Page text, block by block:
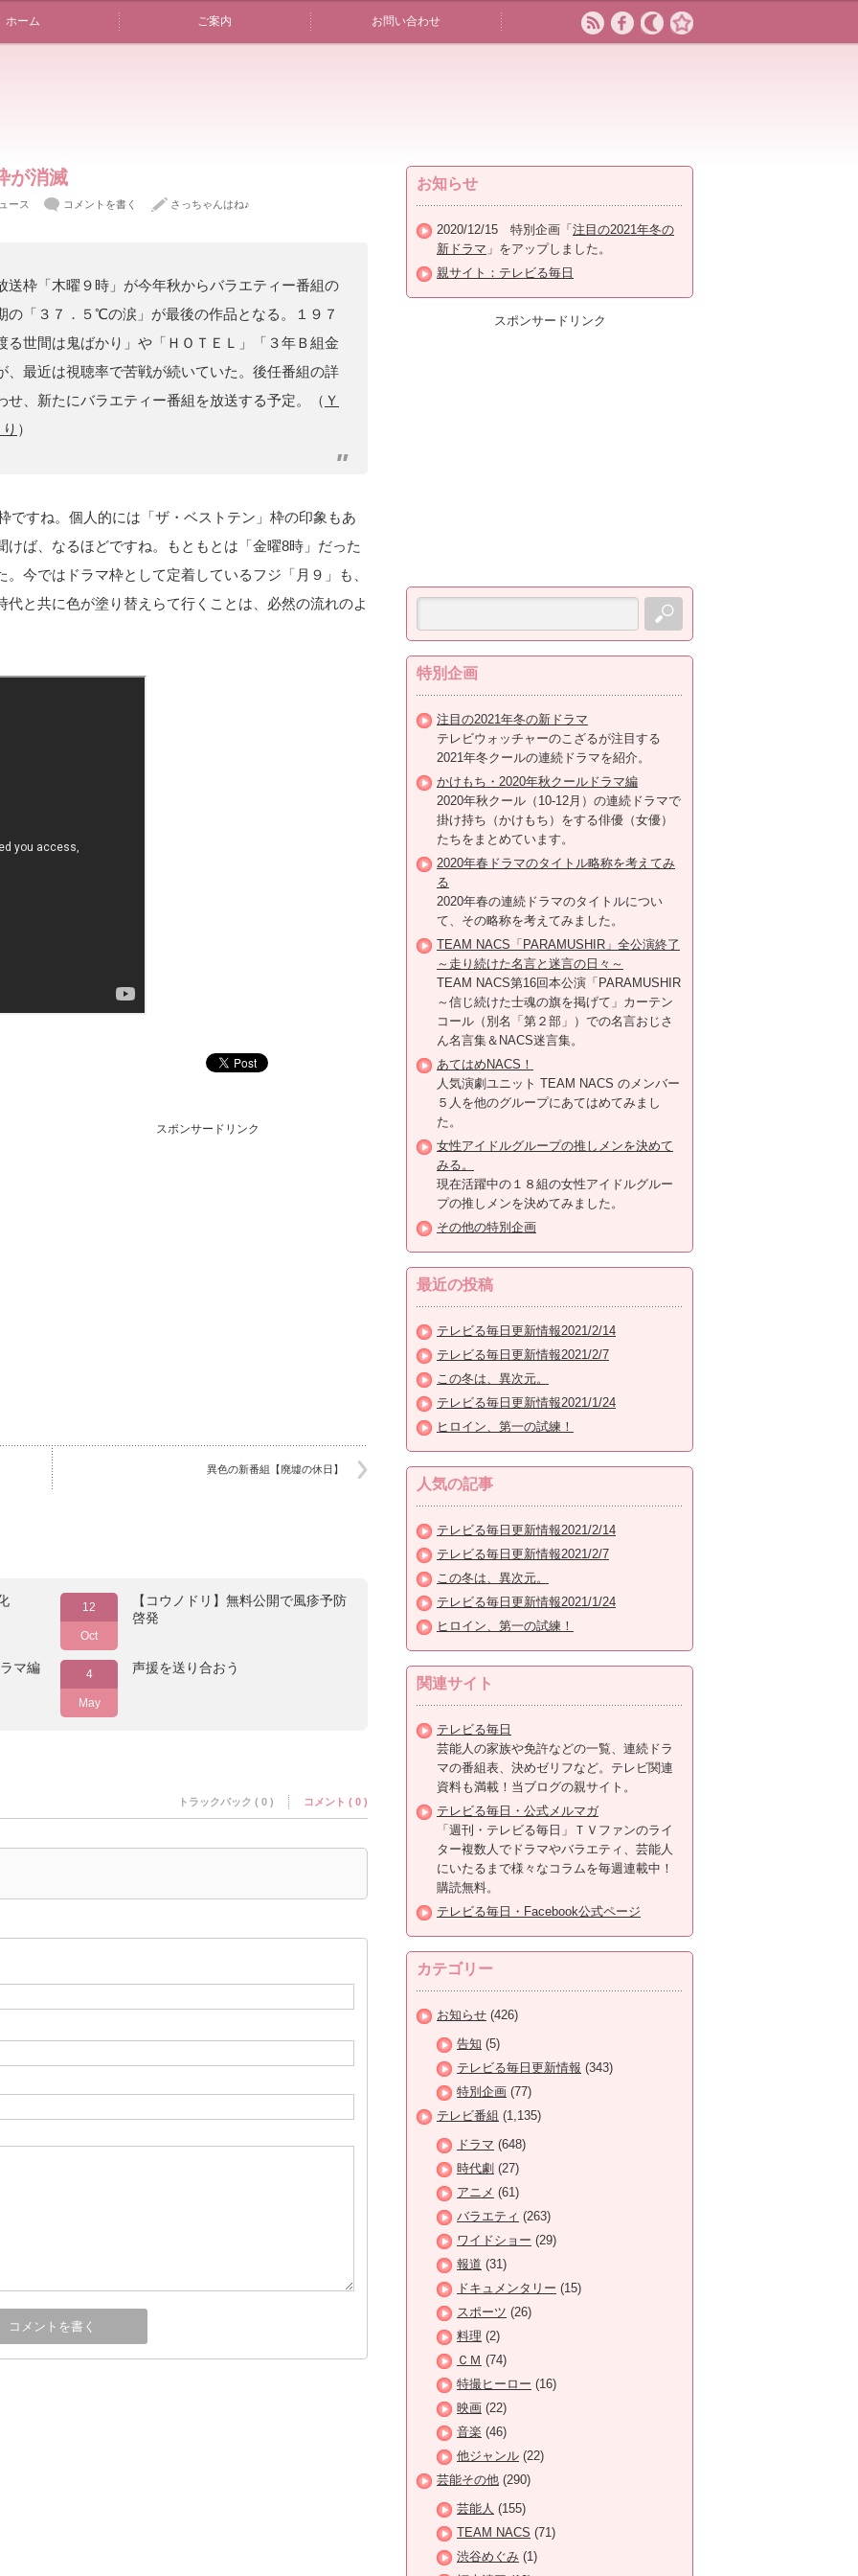
ホーム ご案内 お問い合わせ
が消滅
ース コメントを書く さっちゃんはね♪
送枠「木曜９時」が今年秋からバラエティー番組の
の「３７．５℃の涙」が最後の作品となる。１９７
る世間は鬼ばかり」や「ＨＯＴＥＬ」「３年Ｂ組金
、最近は視聴率で苦戦が続いていた。後任番組の詳
、新たにバラエティー番組を放送する予定。（ Ｙ
）
すね。個人的には「ザ・ベストテン」枠の印象もあ
ば、なるほどですね。もともとは「金曜8時」だった
。今ではドラマ枠として定着しているフジ「月９」も、
と共に色が塗り替えらて行くことは、必然の流れのよ
スポンサードリンク
異色の新番組【廃墟の休日】
12
Oct
【コウノドリ】無料公開で風疹予防
啓発
マ編 4
May
声援を送り合おう
トラックバック ( 0 ) コメント ( 0 )
お知らせ
2020/12/15 特別企画「 注目の2021年冬の
新ドラマ 」をアップしました。
親サイト：テレビる毎日
スポンサードリンク
特別企画
注目の2021年冬の新ドラマ
テレビウォッチャーのこざるが注目する
2021年冬クールの連続ドラマを紹介。
かけもち・2020年秋クールドラマ編
2020年秋クール（10-12月）の連続ドラマで
掛け持ち（かけもち）をする俳優（女優）
たちをまとめています。
2020年春ドラマのタイトル略称を考えてみ
る
2020年春の連続ドラマのタイトルについ
て、その略称を考えてみました。
TEAM NACS「PARAMUSHIR」全公演終了
～走り続けた名言と迷言の日々～
TEAM NACS第16回本公演「PARAMUSHIR
～信じ続けた士魂の旗を掲げて」カーテン
コール（別名「第２部」）での名言おじさ
ん名言集＆NACS迷言集。
あてはめNACS！
人気演劇ユニット TEAM NACS のメンバー
５人を他のグループにあてはめてみまし
た。
女性アイドルグループの推しメンを決めて
みる。
現在活躍中の１８組の女性アイドルグルー
プの推しメンを決めてみました。
その他の特別企画
最近の投稿
テレビる毎日更新情報2021/2/14
テレビる毎日更新情報2021/2/7
この冬は、異次元。
テレビる毎日更新情報2021/1/24
ヒロイン、第一の試練！
人気の記事
テレビる毎日更新情報2021/2/14
テレビる毎日更新情報2021/2/7
この冬は、異次元。
テレビる毎日更新情報2021/1/24
ヒロイン、第一の試練！
関連サイト
テレビる毎日
芸能人の家族や免許などの一覧、連続ドラ
マの番組表、決めゼリフなど。テレビ関連
資料も満載！当ブログの親サイト。
テレビる毎日・公式メルマガ
「週刊・テレビる毎日」ＴＶファンのライ
ター複数人でドラマやバラエティ、芸能人
にいたるまで様々なコラムを毎週連載中！
購読無料。
テレビる毎日・Facebook公式ページ
カテゴリー
お知らせ (426)
告知 (5)
テレビる毎日更新情報 (343)
特別企画 (77)
テレビ番組 (1,135)
ドラマ (648)
時代劇 (27)
アニメ (61)
バラエティ (263)
ワイドショー (29)
報道 (31)
ドキュメンタリー (15)
スポーツ (26)
料理 (2)
ＣＭ (74)
特撮ヒーロー (16)
映画 (22)
音楽 (46)
他ジャンル (22)
芸能その他 (290)
芸能人 (155)
TEAM NACS (71)
渋谷めぐみ (1)